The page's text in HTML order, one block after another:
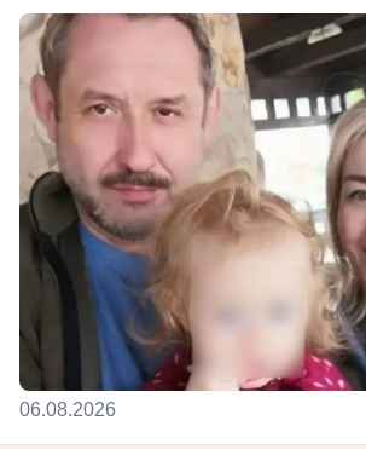
06.08.2026